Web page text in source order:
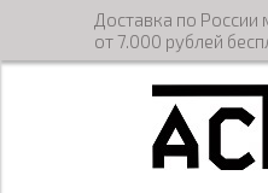
Доставка по России
от 7.000 рублей